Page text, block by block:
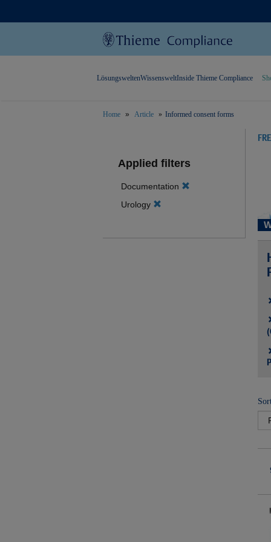
LösungsweltenWissensweltInside Thieme Compliance
Home Article Informed consent forms
Applied filters
Documentation
Urology